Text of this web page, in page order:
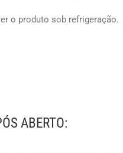
o produto sob refrigeração.
ABERTO: